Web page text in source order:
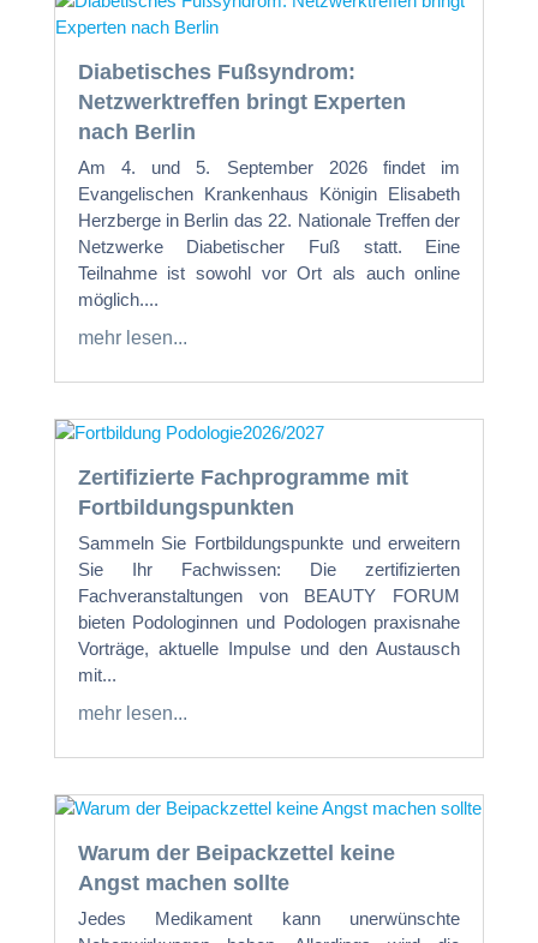
Diabetisches Fußsyndrom:
Netzwerktreffen bringt Experten
nach Berlin
Am 4. und 5. September 2026 findet im
Evangelischen Krankenhaus Königin Elisabeth
Herzberge in Berlin das 22. Nationale Treffen der
Netzwerke Diabetischer Fuß statt. Eine
Teilnahme ist sowohl vor Ort als auch online
möglich....
mehr lesen...
Zertifizierte Fachprogramme mit
Fortbildungspunkten
Sammeln Sie Fortbildungspunkte und erweitern
Sie Ihr Fachwissen: Die zertifizierten
Fachveranstaltungen von BEAUTY FORUM
bieten Podologinnen und Podologen praxisnahe
Vorträge, aktuelle Impulse und den Austausch
mit...
mehr lesen...
Warum der Beipackzettel keine
Angst machen sollte
Jedes Medikament kann unerwünschte